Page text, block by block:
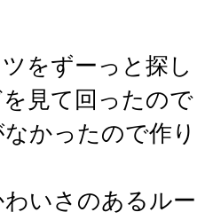
をずーっと探し
見て回ったので
かったので作り
いさのあるルー